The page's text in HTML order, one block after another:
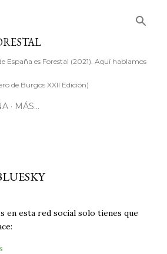
España es Forestal (2021). Aquí hablamos
de Burgos XXII Edición)
MÁS…
en esta red social solo tienes que